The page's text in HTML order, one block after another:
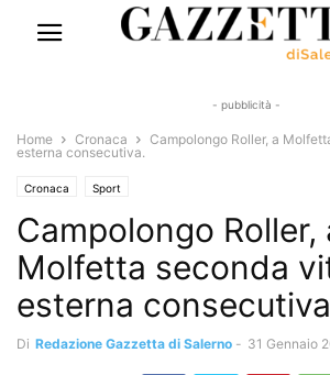
- pubblicità -
Home Cronaca
Campolongo Roller, a
esterna consecutiva.
Cronaca Sport
Campolongo Roller,
Molfetta seconda
esterna
Di Redazione Gazzetta di Salerno - 31 Gennaio